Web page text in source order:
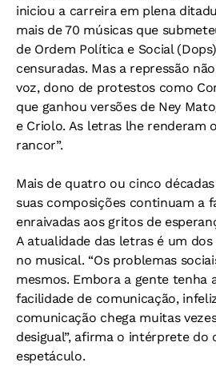
iniciou a carreira em plena
mais de 70 músicas que
de Ordem Política e Social
censuradas. Mas a repressão
voz, dono de protestos como
que ganhou versões de Ney
e Criolo. As letras lhe renderam
rancor”.
Mais de quatro ou cinco
suas composições continuam a
enraivadas aos gritos de
A atualidade das letras é um
no musical. “Os problemas
mesmos. Embora a gente tenha
facilidade de comunicação,
comunicação chega muitas
desigual”, afirma o intérprete do
espetáculo.